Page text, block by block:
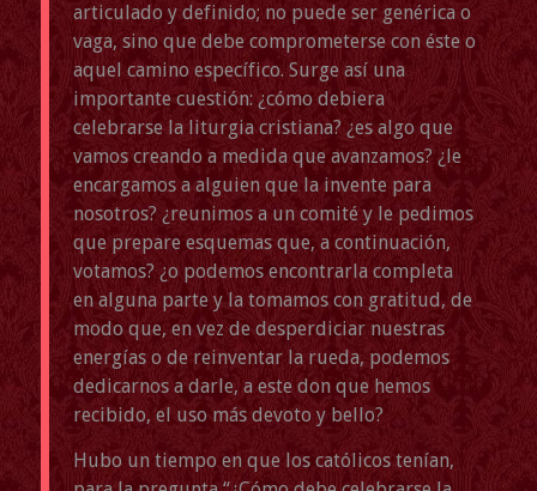
articulado y definido; no puede ser genérica o
vaga, sino que debe comprometerse con éste o
aquel camino específico. Surge así una
importante cuestión: ¿cómo debiera
celebrarse la liturgia cristiana? ¿es algo que
vamos creando a medida que avanzamos? ¿le
encargamos a alguien que la invente para
nosotros? ¿reunimos a un comité y le pedimos
que prepare esquemas que, a continuación,
votamos? ¿o podemos encontrarla completa
en alguna parte y la tomamos con gratitud, de
modo que, en vez de desperdiciar nuestras
energías o de reinventar la rueda, podemos
dedicarnos a darle, a este don que hemos
recibido, el uso más devoto y bello?
Hubo un tiempo en que los católicos tenían,